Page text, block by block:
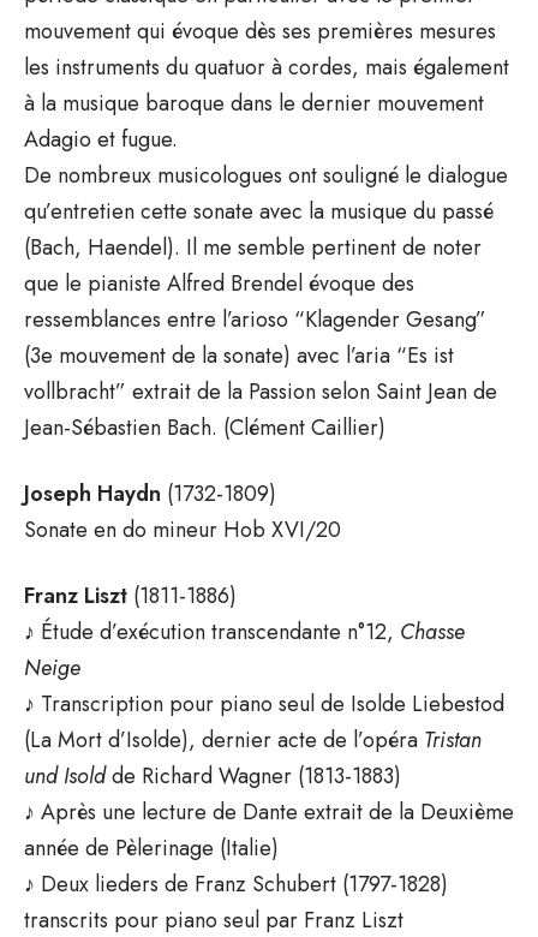
mouvement qui évoque dès ses premières mesures
les instruments du quatuor à cordes, mais également
à la musique baroque dans le dernier mouvement
Adagio et fugue.
De nombreux musicologues ont souligné le dialogue
qu’entretien cette sonate avec la musique du passé
(Bach, Haendel). Il me semble pertinent de noter
que le pianiste Alfred Brendel évoque des
ressemblances entre l’arioso “Klagender Gesang”
(3e mouvement de la sonate) avec l’aria “Es ist
vollbracht” extrait de la Passion selon Saint Jean de
Jean-Sébastien Bach. (Clément Caillier)
Joseph Haydn (1732-1809)
Sonate en do mineur Hob XVI/20
Franz Liszt (1811-1886)
♪ Étude d’exécution transcendante n°12, Chasse
Neige
♪ Transcription pour piano seul de Isolde Liebestod
(La Mort d’Isolde), dernier acte de l’opéra Tristan
und Isoldde Richard Wagner (1813-1883)
♪ Après une lecture de Dante extrait de la Deuxième
année de Pèlerinage (Italie)
♪ Deux lieders de Franz Schubert (1797-1828)
transcrits pour piano seul par Franz Liszt